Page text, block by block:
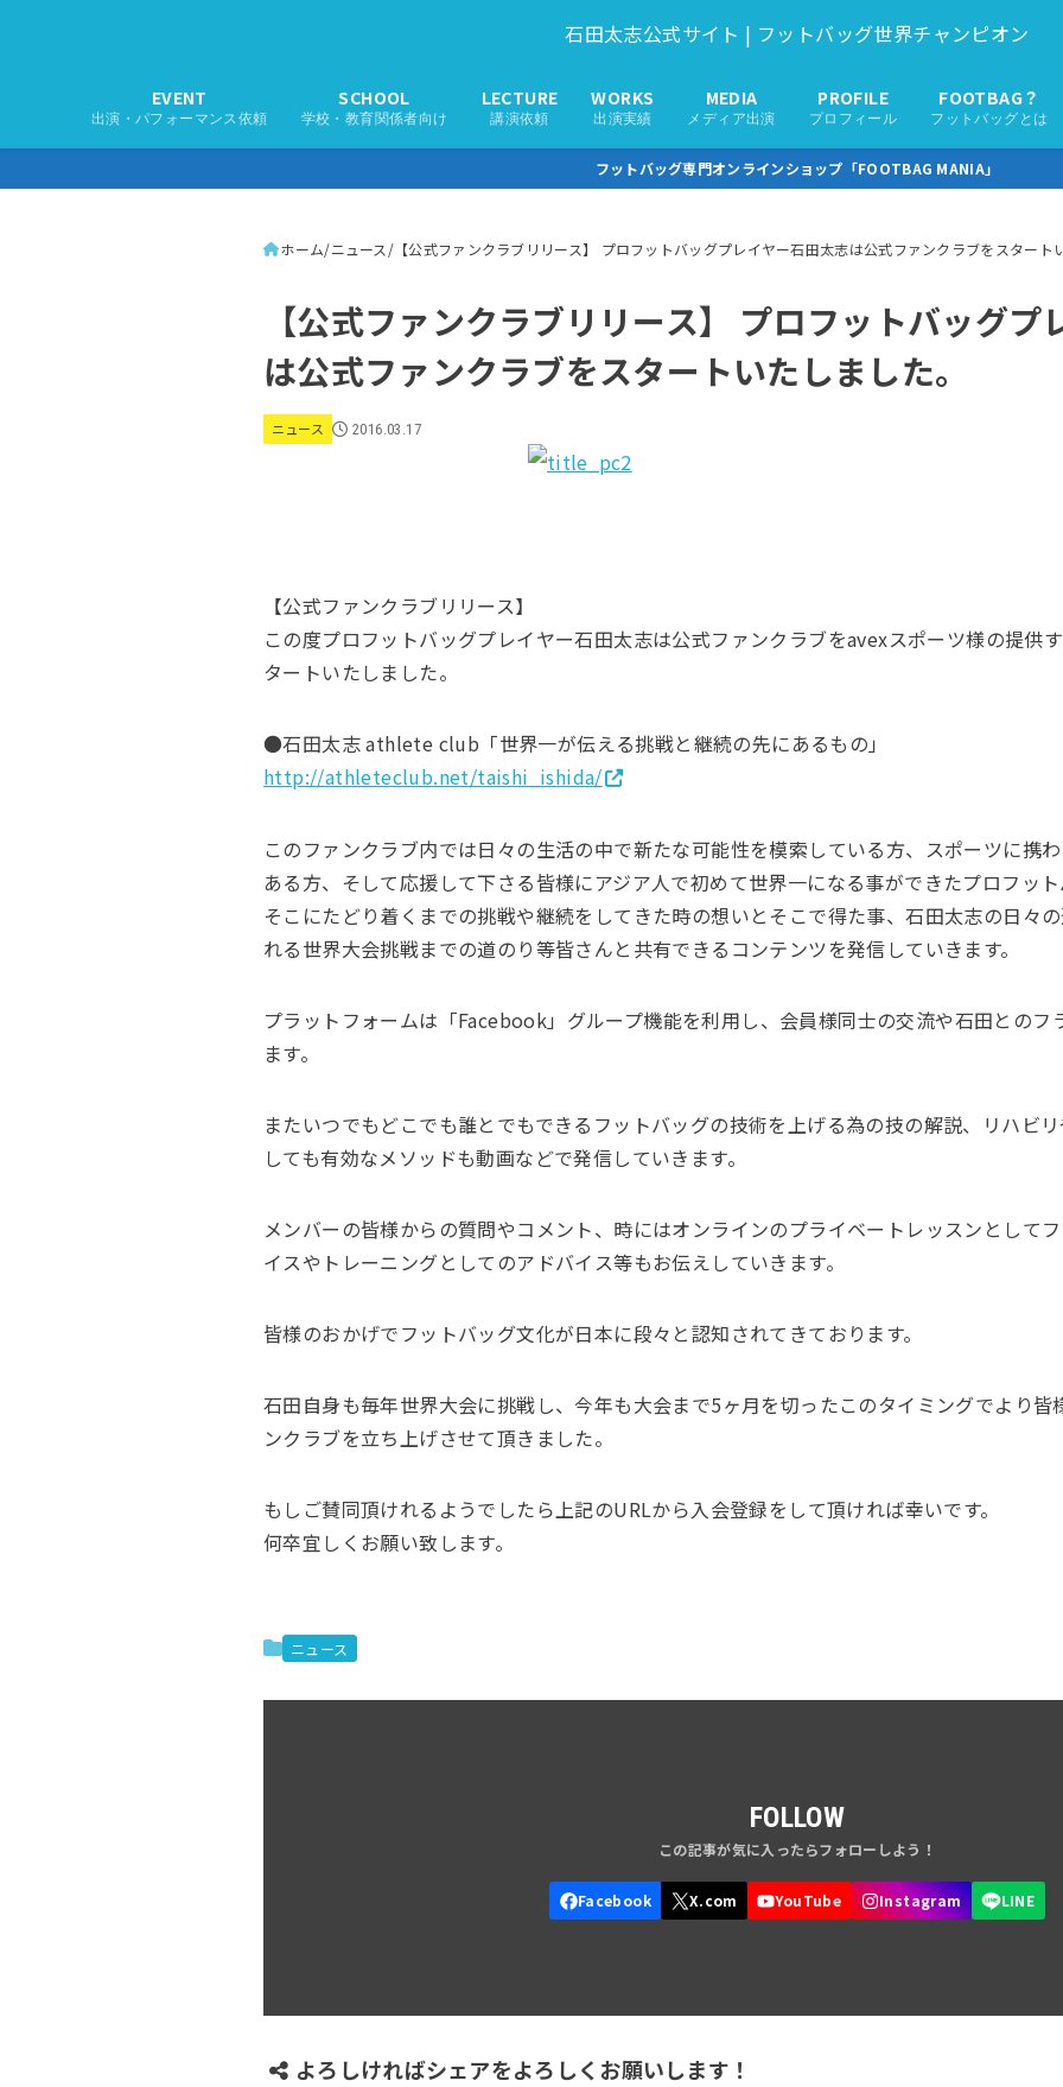
石田太志公式サイト | フットバッグ世界チャンピオン
EVENT
出演・パフォーマンス依頼
SCHOOL
学校・教育関係者向け
LECTURE
講演依頼
WORKS
出演実績
MEDIA
メディア出演
PROFILE
プロフィール
FOOTBAG？
フットバッグとは
フットバッグ専門オンラインショップ「FOOTBAG MANIA」
ホーム ニュース 【公式ファンクラブリリース】 プロフットバッグプレイヤー石田太志は公式ファンクラブをスタート
【公式ファンクラブリリース】 プロフットバッグプ
は公式ファンクラブをスタートいたしました。
ニュース 2016.03.17
【公式ファンクラブリリース】
この度プロフットバッグプレイヤー石田太志は公式ファンクラブをavexスポーツ様の提
タートいたしました。
●石田太志 athlete club「世界一が伝える挑戦と継続の先にあるもの」
http://athleteclub.net/taishi_ishida/
このファンクラブ内では日々の生活の中で新たな可能性を模索している方、スポーツに携
ある方、そして応援して下さる皆様にアジア人で初めて世界一になる事ができたプロフッ
そこにたどり着くまでの挑戦や継続をしてきた時の想いとそこで得た事、石田太志の日々
れる世界大会挑戦までの道のり等皆さんと共有できるコンテンツを発信していきます。
プラットフォームは「Facebook」グループ機能を利用し、会員様同士の交流や石田との
ます。
またいつでもどこでも誰とでもできるフットバッグの技術を上げる為の技の解説、リハビ
しても有効なメソッドも動画などで発信していきます。
メンバーの皆様からの質問やコメント、時にはオンラインのプライベートレッスンとして
イスやトレーニングとしてのアドバイス等もお伝えしていきます。
皆様のおかげでフットバッグ文化が日本に段々と認知されてきております。
石田自身も毎年世界大会に挑戦し、今年も大会まで5ヶ月を切ったこのタイミングでより
ンクラブを立ち上げさせて頂きました。
もしご賛同頂けれるようでしたら上記のURLから入会登録をして頂ければ幸いです。
何卒宜しくお願い致します。
ニュース
FOLLOW
よろしければシェアをよろしくお願いします！